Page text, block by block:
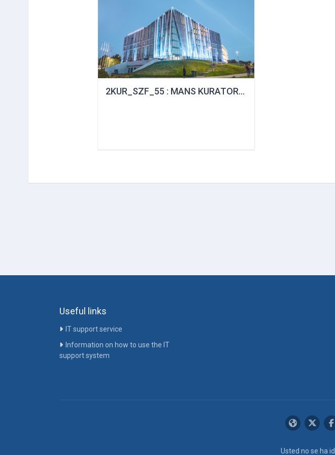
2KUR_SZF_55 : MANS KURATORS SZF IV
Useful links
IT support service
Information on how to use the IT
support system
Usted no se ha